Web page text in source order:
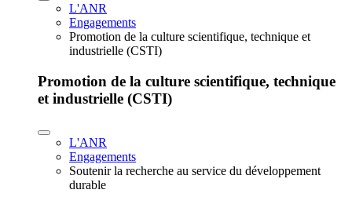
L'ANR
Engagements
Promotion de la culture scientifique, technique et
industrielle (CSTI)
Promotion de la culture scientifique, technique
et industrielle (CSTI)
L'ANR
Engagements
Soutenir la recherche au service du développement
durable